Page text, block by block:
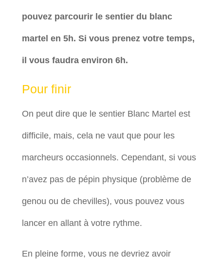
pouvez parcourir le sentier du blanc
martel en 5h. Si vous prenez votre temps,
il vous faudra environ 6h.
Pour finir
On peut dire que le sentier Blanc Martel est
difficile, mais, cela ne vaut que pour les
marcheurs occasionnels. Cependant, si vous
n’avez pas de pépin physique (problème de
genou ou de chevilles), vous pouvez vous
lancer en allant à votre rythme.
En pleine forme, vous ne devriez avoir